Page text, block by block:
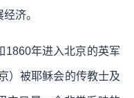
济。
1860年进入北京的英军
）被耶稣会的传教士及